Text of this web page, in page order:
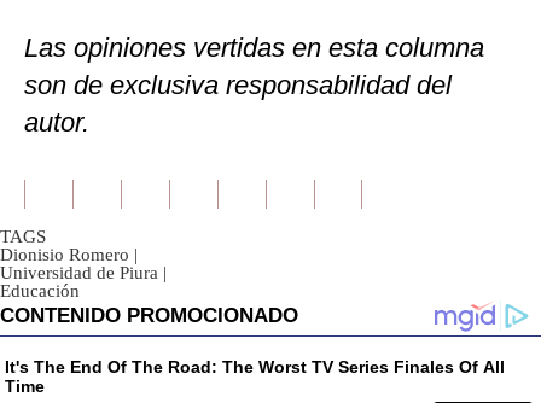
Las opiniones vertidas en esta columna
son de exclusiva responsabilidad del
autor.
TAGS
Dionisio Romero |
Universidad de Piura |
Educación